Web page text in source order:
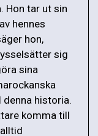
Hon tar ut sin
hennes
hon,
sig
sina
historia.
komma till